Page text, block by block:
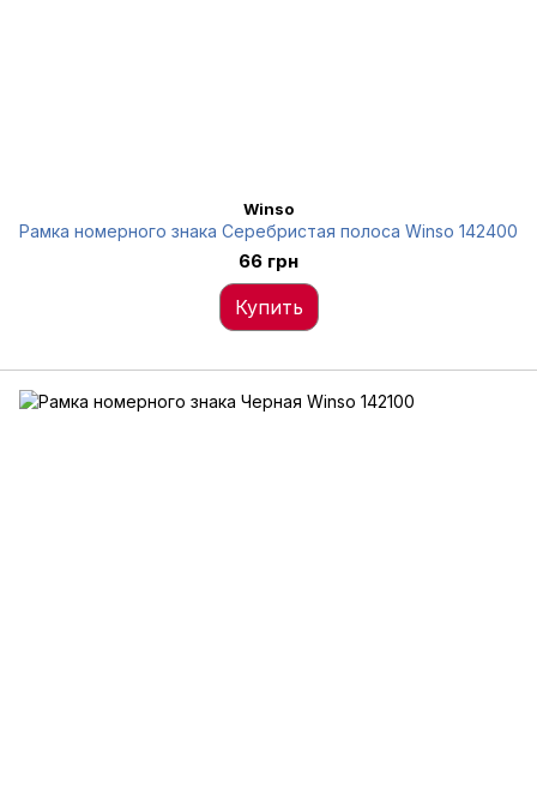
Winso
Рамка номерного знака Серебристая полоса Winso 142400
66 грн
Купить